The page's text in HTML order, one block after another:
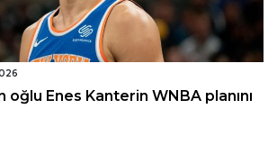
oğlu Enes Kanterin WNBA planını